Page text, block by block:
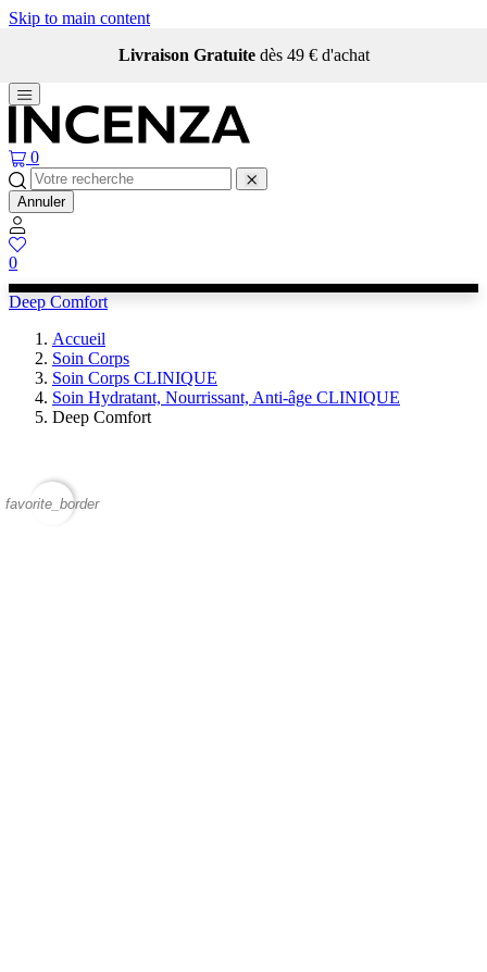
Skip to main content
Livraison Gratuite dès 49 € d'achat
0
Annuler
0
Deep Comfort
Accueil
Soin Corps
Soin Corps CLINIQUE
Soin Hydratant, Nourrissant, Anti-âge CLINIQUE
Deep Comfort
favorite_border